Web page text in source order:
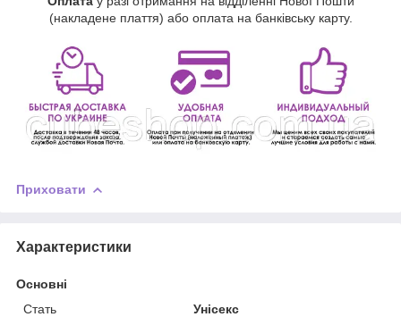
(накладене плаття) або оплата на банківську карту.
Приховати
Характеристики
Основні
Стать
Унісекс